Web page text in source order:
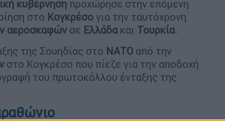
κυβέρνηση προχώρησε στην επόμενη
στο Κογκρέσο για την ταυτόχρονη
αεροσκαφών σε Ελλάδακαι Τουρκία.
της Σουηδίας στο ΝΑΤΟ από την
στο Κογκρέσο που πίεζε για την αποδοχή
του πρωτοκόλλου ένταξης της